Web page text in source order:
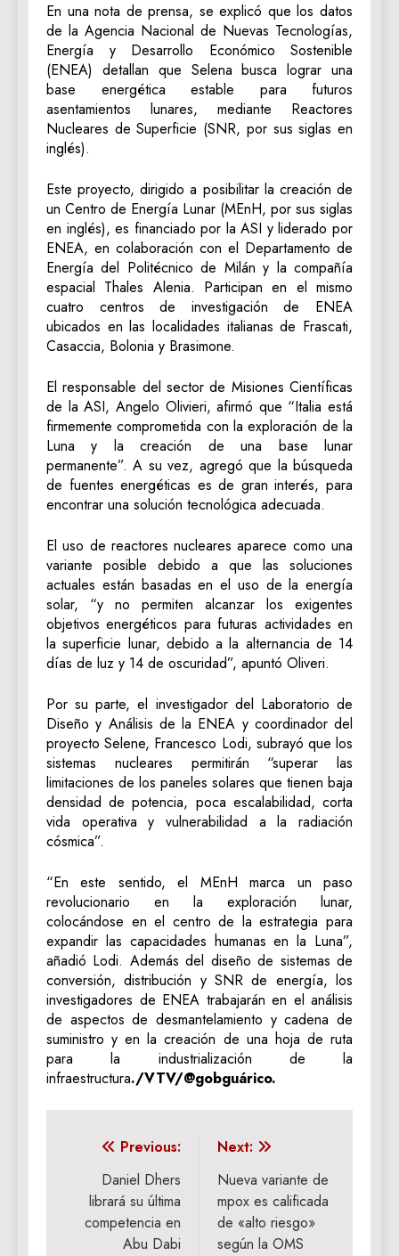
En una nota de prensa, se explicó que los datos
de la Agencia Nacional de Nuevas Tecnologías,
Energía y Desarrollo Económico Sostenible
(ENEA) detallan que Selena busca lograr una
base energética estable para futuros
asentamientos lunares, mediante Reactores
Nucleares de Superficie (SNR, por sus siglas en
inglés).
Este proyecto, dirigido a posibilitar la creación de
un Centro de Energía Lunar (MEnH, por sus siglas
en inglés), es financiado por la ASI y liderado por
ENEA, en colaboración con el Departamento de
Energía del Politécnico de Milán y la compañía
espacial Thales Alenia. Participan en el mismo
cuatro centros de investigación de ENEA
ubicados en las localidades italianas de Frascati,
Casaccia, Bolonia y Brasimone.
El responsable del sector de Misiones Científicas
de la ASI, Angelo Olivieri, afirmó que “Italia está
firmemente comprometida con la exploración de la
Luna y la creación de una base lunar
permanente”. A su vez, agregó que la búsqueda
de fuentes energéticas es de gran interés, para
encontrar una solución tecnológica adecuada.
El uso de reactores nucleares aparece como una
variante posible debido a que las soluciones
actuales están basadas en el uso de la energía
solar, “y no permiten alcanzar los exigentes
objetivos energéticos para futuras actividades en
la superficie lunar, debido a la alternancia de 14
días de luz y 14 de oscuridad”, apuntó Oliveri.
Por su parte, el investigador del Laboratorio de
Diseño y Análisis de la ENEA y coordinador del
proyecto Selene, Francesco Lodi, subrayó que los
sistemas nucleares permitirán “superar las
limitaciones de los paneles solares que tienen baja
densidad de potencia, poca escalabilidad, corta
vida operativa y vulnerabilidad a la radiación
cósmica”.
“En este sentido, el MEnH marca un paso
revolucionario en la exploración lunar,
colocándose en el centro de la estrategia para
expandir las capacidades humanas en la Luna”,
añadió Lodi. Además del diseño de sistemas de
conversión, distribución y SNR de energía, los
investigadores de ENEA trabajarán en el análisis
de aspectos de desmantelamiento y cadena de
suministro y en la creación de una hoja de ruta
para la industrialización de la
infraestructura./VTV/@gobguárico.
Navegación
entradas
Previous:
Daniel Dhers
librará su última
competencia en
Abu Dabi
Next:
Nueva variante de
mpox es calificada
de «alto riesgo»
según la OMS